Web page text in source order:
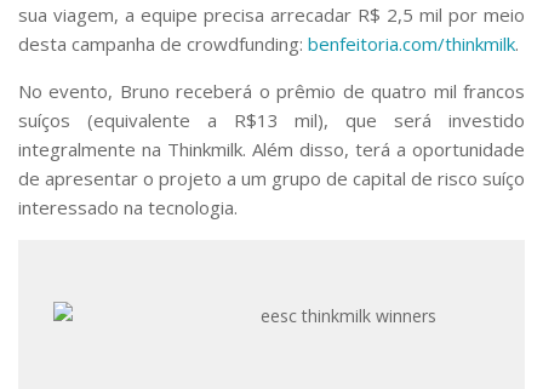
sua viagem, a equipe precisa arrecadar R$ 2,5 mil por meio
desta campanha de crowdfunding: benfeitoria.com/thinkmilk.
No evento, Bruno receberá o prêmio de quatro mil francos
suíços (equivalente a R$13 mil), que será investido
integralmente na Thinkmilk. Além disso, terá a oportunidade
de apresentar o projeto a um grupo de capital de risco suíço
interessado na tecnologia.